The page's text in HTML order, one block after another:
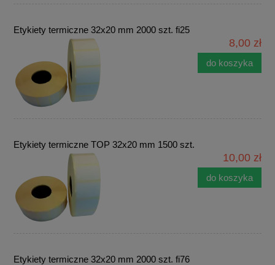
Etykiety termiczne 32x20 mm 2000 szt. fi25
8,00 zł
do koszyka
Etykiety termiczne TOP 32x20 mm 1500 szt.
10,00 zł
do koszyka
Etykiety termiczne 32x20 mm 2000 szt. fi76